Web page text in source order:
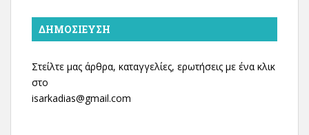
ΔΗΜΟΣΊΕΥΣΗ
Στείλτε μας άρθρα, καταγγελίες, ερωτήσεις με ένα κλικ
στο
isarkadias@gmail.com